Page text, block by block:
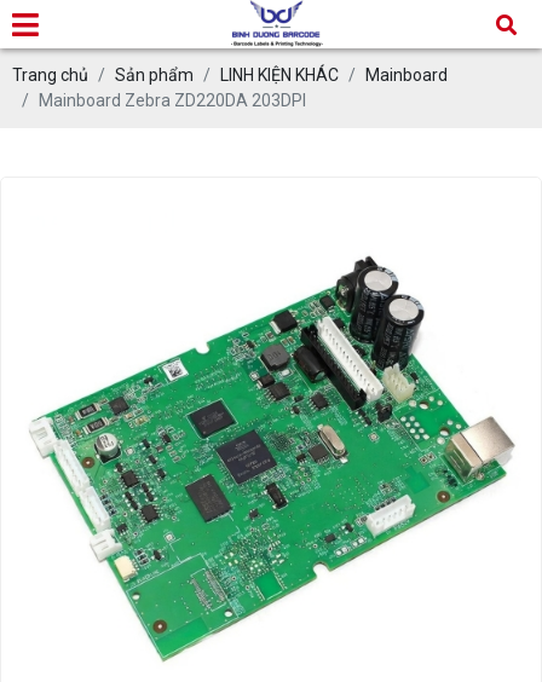
Trang chủ Sản phẩm LINH KIỆN KHÁC
Mainboard
Mainboard Zebra ZD220DA 203DPI